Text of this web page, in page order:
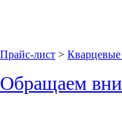
Прайс-лист > Кварцевые
Обращаем